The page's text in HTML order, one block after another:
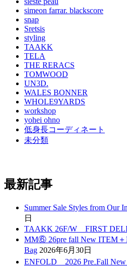
simeon farrar. blackscore
snap
Sretsis
styling
TAAKK
TELA
THE RERACS
TOMWOOD
UN3D.
WALES BONNER
WHOLE9YARDS
workshop
yohei ohno
低身長コーディネート
未分類
最新記事
Summer Sale Styles from Our
日
TAAKK 26F/W FIRST
MM⑥ 26pre fall New ITEM＋
Bag 2026年6月30日
ENFOLD 2026 Pre₋Fall New